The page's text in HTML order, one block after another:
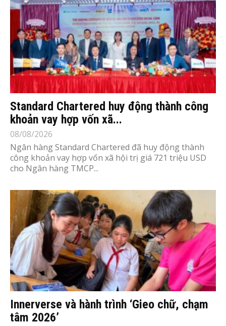
Standard Chartered huy động thành công
khoản vay hợp vốn xã...
08/08/2026
Ngân hàng Standard Chartered đã huy động thành
công khoản vay hợp vốn xã hội trị giá 721 triệu USD
cho Ngân hàng TMCP...
Innerverse và hành trình ‘Gieo chữ, chạm
tâm 2026’